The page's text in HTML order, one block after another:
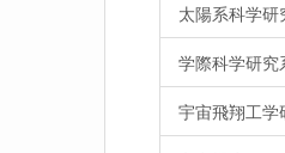
太陽系科学研
学際科学研究
宇宙飛翔工学